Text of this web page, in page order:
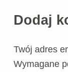
Dodaj
Twój adres
Wymagane